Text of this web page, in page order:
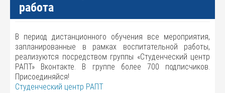
работа
В период дистанционного обучения все мероприятия,
запланированные в рамках воспитательной работы,
реализуются посредством группы «Студенческий центр
РАПТ» Вконтакте. В группе более 700 подписчиков.
Присоединяйся!
Студенческий центр РАПТ